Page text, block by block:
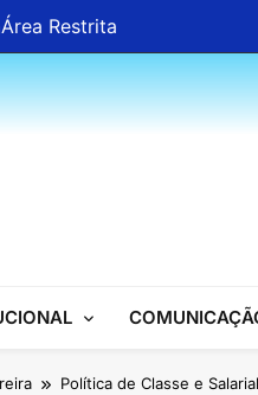
Área Restrita
Nacional
Política de Classe e Salarial